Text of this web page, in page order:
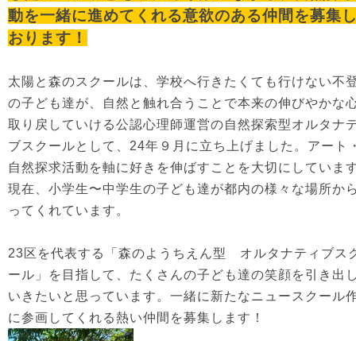
動を一緒に進めてくれる意欲のある仲間を募集
おります！
太陽と森のスクールは、学校へ行きたくても行けない不
の子ども達が、自然と触れ合うことで本来の伸びやかな
取り戻していける公認心理師運営の自然探索型オルタナ
ブスクールとして、24年９月に立ち上げました。アート
自然探求活動を軸に好きを伸ばすことを大切にしていま
現在、小学生〜中学生の子ども達が都内の様々な場所か
ってくれています。
23区を代表する「森のようちえん型 オルタナティブス
ール」を目指して、たくさんの子ども達の笑顔を引き出
いきたいと思っています。一緒に新たなニュースクール
に参画してくれる熱い仲間を募集します！